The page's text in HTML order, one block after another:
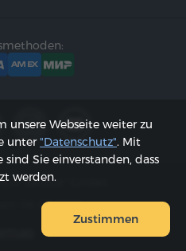
Service" GmbH;
06.08.2026
unsere Webseite weiter zu
unter"Datenschutz". Mit
sind Sie einverstanden, dass
werden.
Zustimmen